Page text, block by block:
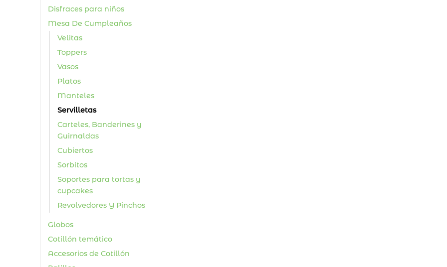
Disfraces para niños
Mesa De Cumpleaños
Velitas
Toppers
Vasos
Platos
Manteles
Servilletas
Carteles, Banderines y
Guirnaldas
Cubiertos
Sorbitos
Soportes para tortas y
cupcakes
Revolvedores Y Pinchos
Globos
Cotillón temático
Accesorios de Cotillón